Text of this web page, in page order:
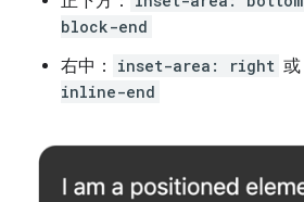
block-end
右中： inset-area: right 或
inline-end